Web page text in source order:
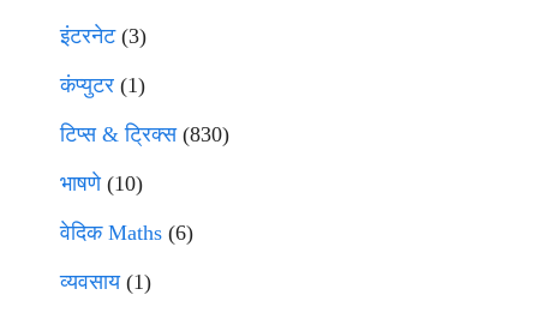
इंटरनेट(3)
कंप्युटर (1)
टिप्स & ट्रिक्स(830)
भाषणे(10)
वेदिक Maths (6)
व्यवसाय(1)